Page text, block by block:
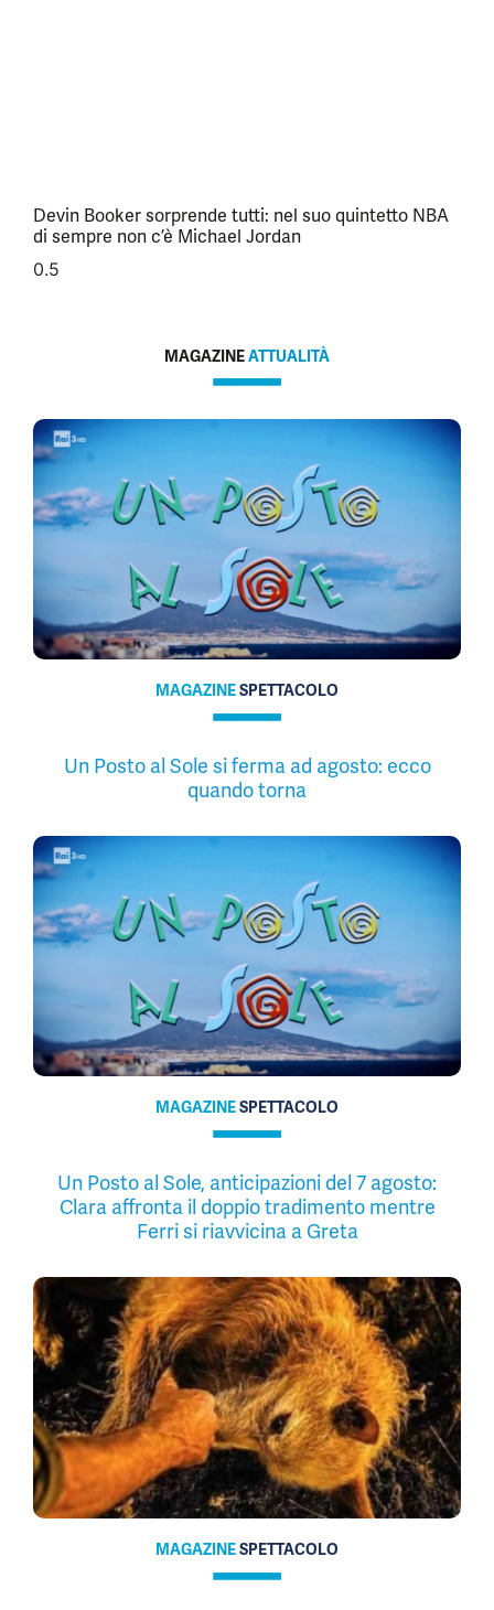
Devin Booker sorprende tutti: nel suo quintetto NBA
di sempre non c’è Michael Jordan
MAGAZINEATTUALITÀ
MAGAZINESPETTACOLO
Un Posto al Sole si ferma ad agosto: ecco
quando torna
MAGAZINESPETTACOLO
Un Posto al Sole, anticipazioni del 7 agosto:
Clara affronta il doppio tradimento mentre
Ferri si riavvicina a Greta
MAGAZINESPETTACOLO